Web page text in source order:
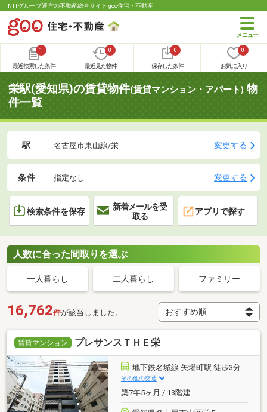
NTTグループ運営の不動産総合サイト goo住宅・不動産
1
最近検索した条件
0
最近見た物件
0
保存した条件
0
お気に入り
栄駅(愛知県)の賃貸物件(賃貸マンション・アパート) 物
件一覧
駅 名古屋市東山線/栄 変更する
条件 指定なし 変更する
検索条件を保存
新着メールを受
取る
アプリで探す
人数に合った間取りを選ぶ
一人暮らし 二人暮らし ファミリー
16,762件が該当しました。
賃貸マンション プレサンスＴＨＥ栄
地下鉄名城線 矢場町駅 徒歩3分
その他の交通
築7年5ヶ月 / 13階建